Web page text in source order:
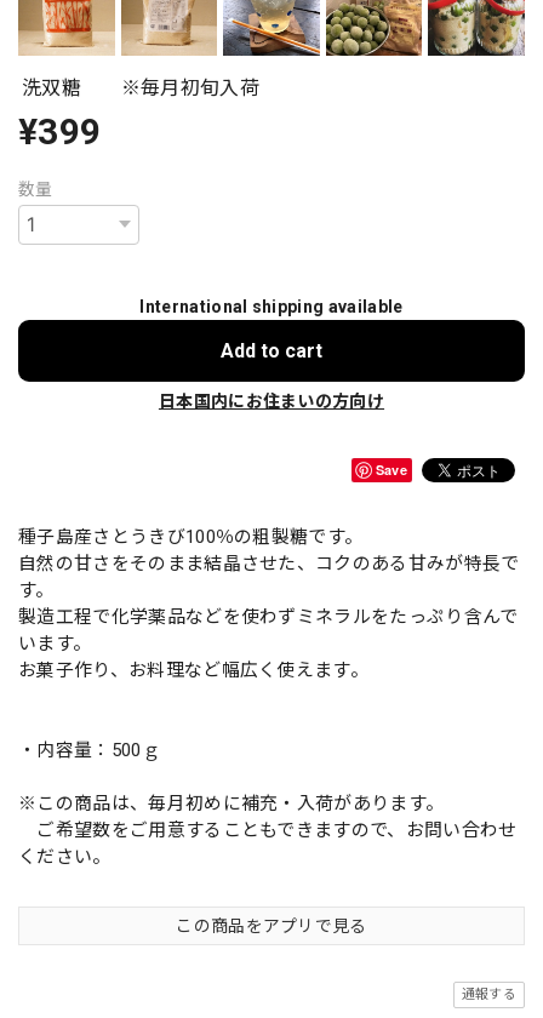
洗双糖 ※毎月初旬入荷
¥399
数量
International shipping available
Add to cart
日本国内にお住まいの方向け
Save
種子島産さとうきび100％の粗製糖です。
自然の甘さをそのまま結晶させた、コクのある甘みが特長で
す。
製造工程で化学薬品などを使わずミネラルをたっぷり含んで
います。
お菓子作り、お料理など幅広く使えます。
・内容量：500ｇ
※この商品は、毎月初めに補充・入荷があります。
ご希望数をご用意することもできますので、お問い合わせ
ください。
この商品をアプリで見る
通報する